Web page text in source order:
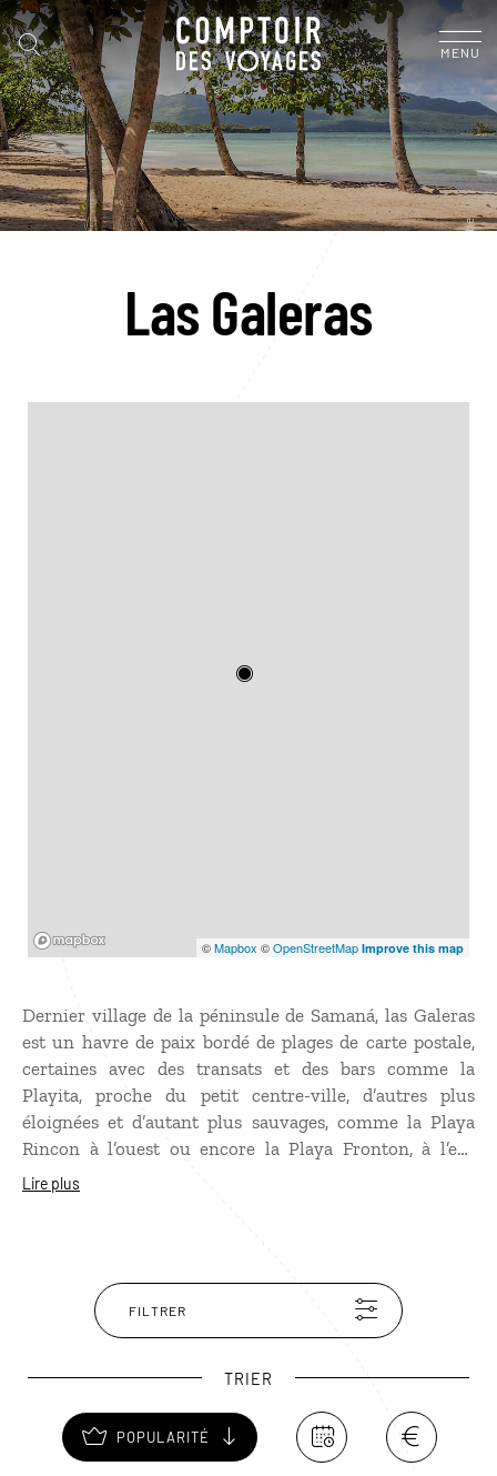
MENU
Las Galeras
©Mapbox ©OpenStreetMap Improve this map
Dernier village de la péninsule de Samaná, las Galeras
est un havre de paix bordé de plages de carte postale,
certaines avec des transats et des bars comme la
Playita, proche du petit centre-ville, d’autres plus
éloignées et d’autant plus sauvages, comme la Playa
Rincon à l’ouest ou encore la Playa Fronton, à l’est,
réputée pour être l’une des plus belles de République
environ A/R de Las Galeras), la Playa Fronton peut aussi
être rejointe en lancha.
Lire plus
FILTRER
TRIER
POPULARITÉ